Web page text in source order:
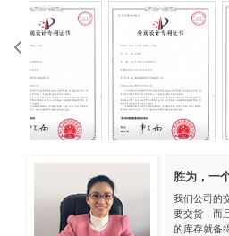
KVM外观专利 VGA外观专利
胜为，一
我们公司的
要交货，而
的库存就备